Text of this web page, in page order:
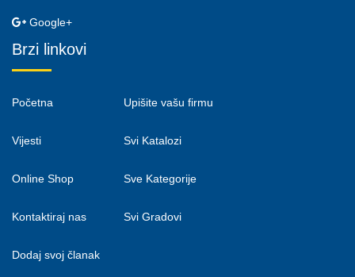
Google+
Brzi linkovi
Početna
Vijesti
Online Shop
Kontaktiraj nas
Dodaj svoj članak
Upišite vašu firmu
Svi Katalozi
Sve Kategorije
Svi Gradovi